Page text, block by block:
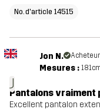
No. d'article 14515
J
Jon N.
Mesures :
Pantalons vraiment
Excellent pantalon